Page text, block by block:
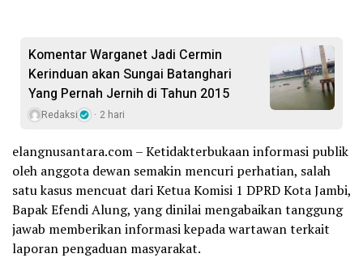
Komentar Warganet Jadi Cermin
Kerinduan akan Sungai Batanghari
Yang Pernah Jernih di Tahun 2015
Redaksi 2 hari
elangnusantara.com – Ketidakterbukaan informasi publik
oleh anggota dewan semakin mencuri perhatian, salah
satu kasus mencuat dari Ketua Komisi 1 DPRD Kota Jambi,
Bapak Efendi Alung, yang dinilai mengabaikan tanggung
jawab memberikan informasi kepada wartawan terkait
laporan pengaduan masyarakat.